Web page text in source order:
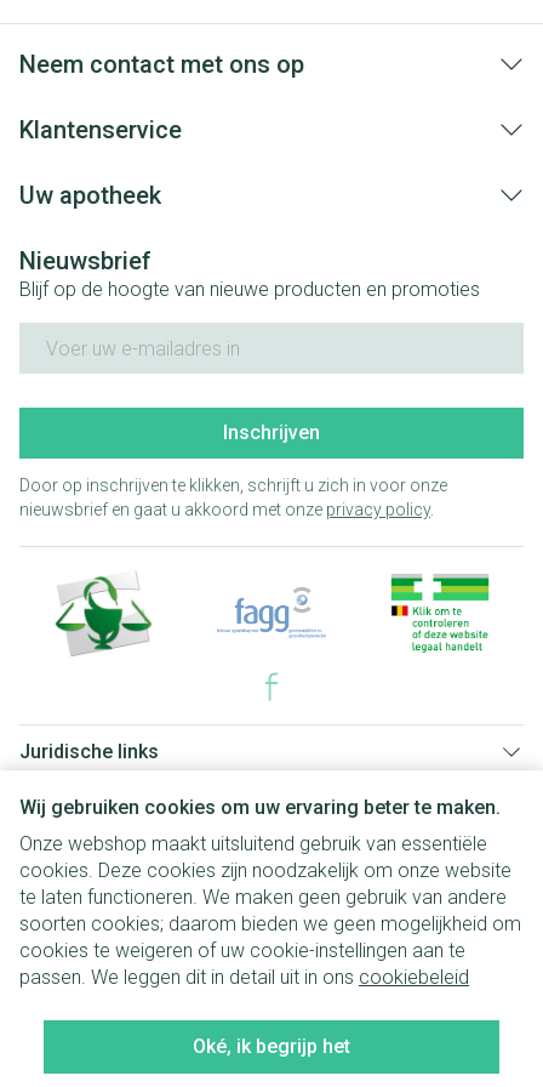
Wij gebruiken cookies om uw ervaring beter te maken.
Onze webshop maakt uitsluitend gebruik van essentiële
cookies. Deze cookies zijn noodzakelijk om onze website
te laten functioneren. We maken geen gebruik van andere
soorten cookies; daarom bieden we geen mogelijkheid om
cookies te weigeren of uw cookie-instellingen aan te
passen. We leggen dit in detail uit in ons cookiebeleid
Oké, ik begrijp het
Neem contact met ons op
Klantenservice
Uw apotheek
Nieuwsbrief
Blijf op de hoogte van nieuwe producten en promoties
Inschrijven
Door op inschrijven te klikken, schrijft u zich in voor onze
nieuwsbrief en gaat u akkoord met onze privacy policy.
Juridische links